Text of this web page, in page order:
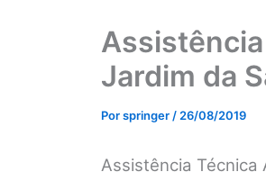
Jardim da
Porspringer / 26/08/2019
Assistência